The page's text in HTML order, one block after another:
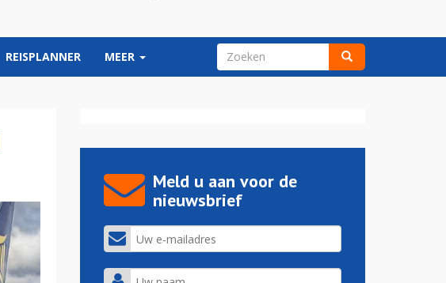
REISPLANNER MEER ZOEKVELD
Meld u aan voor de
nieuwsbrief